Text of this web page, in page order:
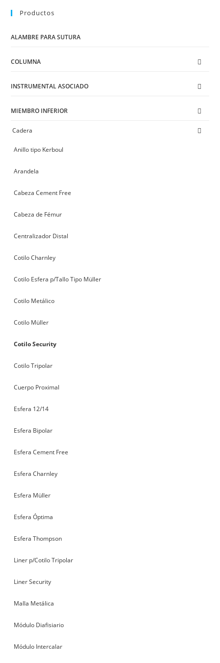
Productos
ALAMBRE PARA SUTURA
COLUMNA
INSTRUMENTAL ASOCIADO
MIEMBRO INFERIOR
Cadera
Anillo tipo Kerboul
Arandela
Cabeza Cement Free
Cabeza de Fémur
Centralizador Distal
Cotilo Charnley
Cotilo Esfera p/Tallo Tipo Müller
Cotilo Metálico
Cotilo Müller
Cotilo Security
Cotilo Tripolar
Cuerpo Proximal
Esfera 12/14
Esfera Bipolar
Esfera Cement Free
Esfera Charnley
Esfera Müller
Esfera Óptima
Esfera Thompson
Liner p/Cotilo Tripolar
Liner Security
Malla Metálica
Módulo Diafisiario
Módulo Intercalar